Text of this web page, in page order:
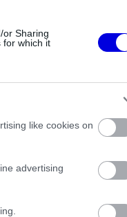
or Sharing
for which it
like cookies on
advertising